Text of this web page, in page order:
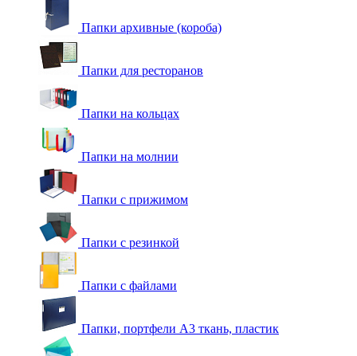
Папки архивные (короба)
Папки для ресторанов
Папки на кольцах
Папки на молнии
Папки с прижимом
Папки с резинкой
Папки с файлами
Папки, портфели А3 ткань, пластик